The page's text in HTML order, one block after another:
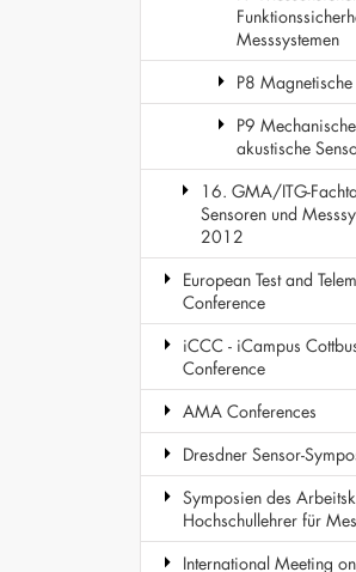
Messsystemen
P8
P9
akustische
16. GMA/ITG-
Sensoren und
2012
European Test and
Conference
iCCC - iCampus
Conference
AMA Conferences
Dresdner Sensor-
Symposien des
Hochschullehrer für
International Meeting